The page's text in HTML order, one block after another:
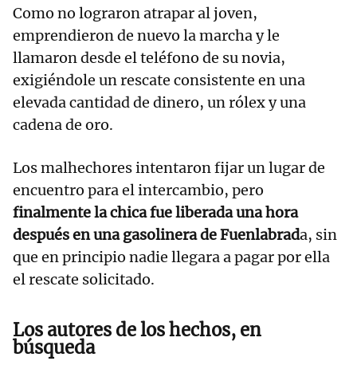
Como no lograron atrapar al joven,
emprendieron de nuevo la marcha y le
llamaron desde el teléfono de su novia,
exigiéndole un rescate consistente en una
elevada cantidad de dinero, un rólex y una
cadena de oro.
Los malhechores intentaron fijar un lugar de
encuentro para el intercambio, pero
finalmente la chica fue liberada una hora
después en una gasolinera de Fuenlabrada, sin
que en principio nadie llegara a pagar por ella
el rescate solicitado.
Los autores de los hechos, en
búsqueda